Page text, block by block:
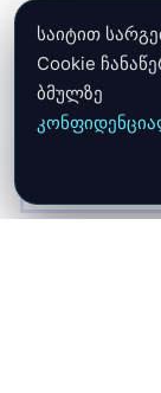
საიტით
Cookie
ბმულზე